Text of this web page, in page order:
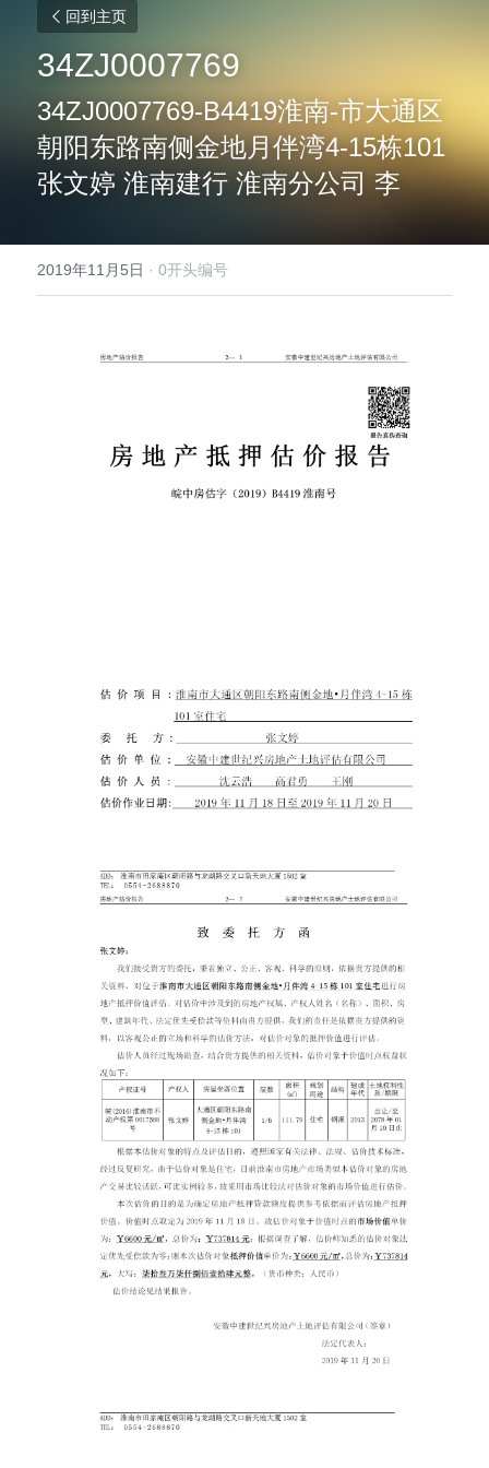
回到主页
34ZJ0007769
34ZJ0007769-B4419淮南-市大通区
朝阳东路南侧金地月伴湾4-15栋101
张文婷 淮南建行 淮南分公司 李
2019年11月5日 · 0开头编号